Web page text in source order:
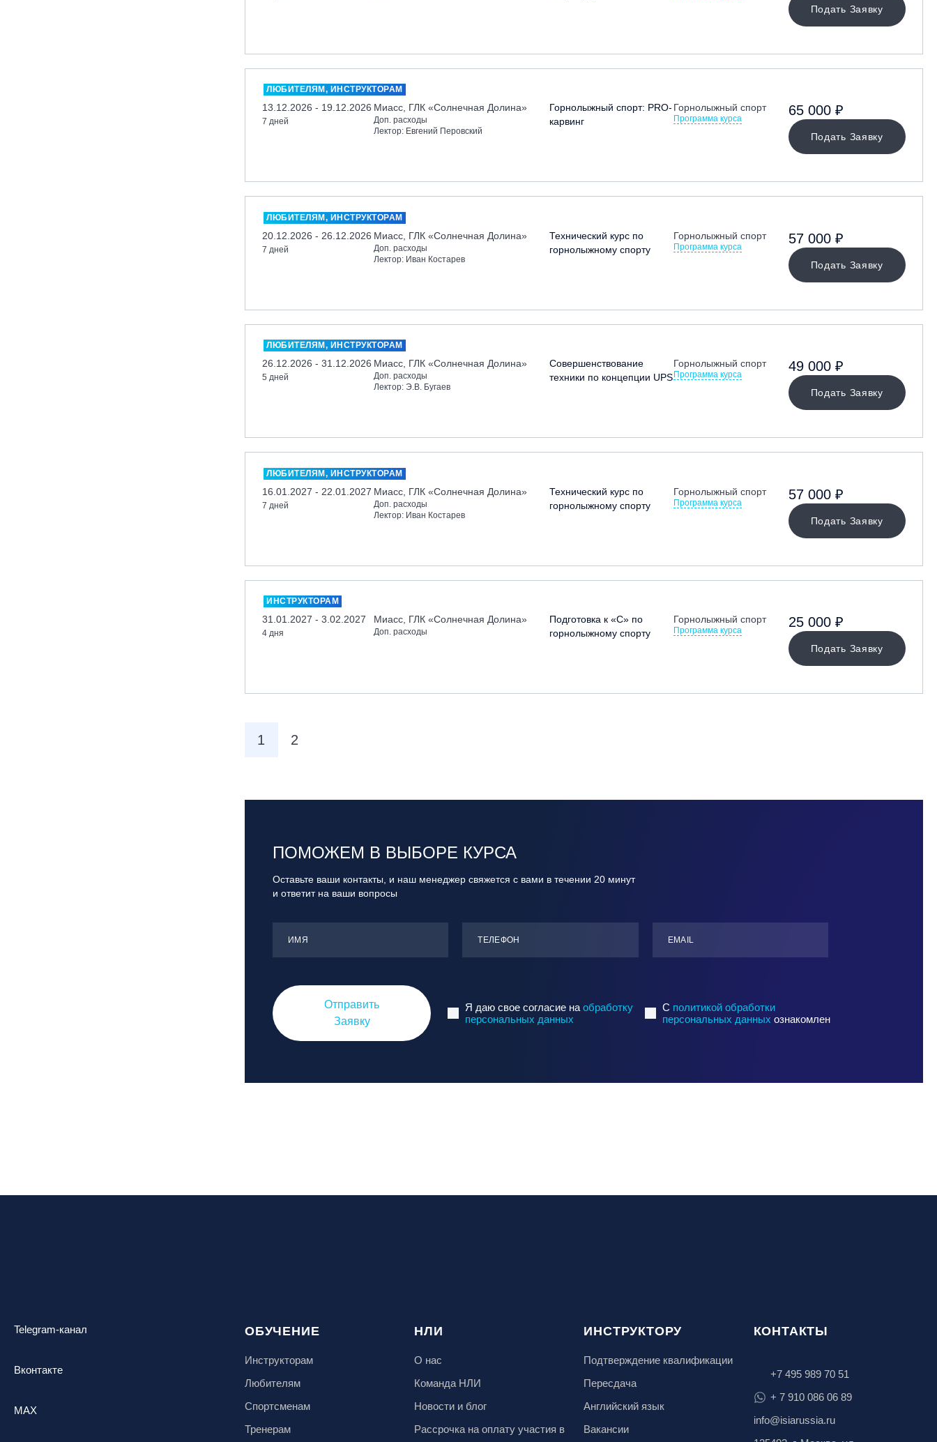
Подать Заявку
ЛЮБИТЕЛЯМ, ИНСТРУКТОРАМ
13.12.2026 - 19.12.2026
7 дней
Миасс, ГЛК «Солнечная Долина»
Доп. расходы
Лектор: Евгений Перовский
Горнолыжный спорт: PRO-
карвинг
Горнолыжный спорт
Программа курса
Подать Заявку
65 000 ₽
ЛЮБИТЕЛЯМ, ИНСТРУКТОРАМ
20.12.2026 - 26.12.2026
7 дней
Миасс, ГЛК «Солнечная Долина»
Доп. расходы
Лектор: Иван Костарев
Технический курс по
горнолыжному спорту
Горнолыжный спорт
Программа курса
Подать Заявку
57 000 ₽
ЛЮБИТЕЛЯМ, ИНСТРУКТОРАМ
26.12.2026 - 31.12.2026
5 дней
Миасс, ГЛК «Солнечная Долина»
Доп. расходы
Лектор: Э.В. Бугаев
Совершенствование
техники по концепции UPS
Горнолыжный спорт
Программа курса
Подать Заявку
49 000 ₽
ЛЮБИТЕЛЯМ, ИНСТРУКТОРАМ
16.01.2027 - 22.01.2027
7 дней
Миасс, ГЛК «Солнечная Долина»
Доп. расходы
Лектор: Иван Костарев
Технический курс по
горнолыжному спорту
Горнолыжный спорт
Программа курса
Подать Заявку
57 000 ₽
ИНСТРУКТОРАМ
31.01.2027 - 3.02.2027
4 дня
Миасс, ГЛК «Солнечная Долина»
Доп. расходы
Подготовка к «С» по
горнолыжному спорту
Горнолыжный спорт
Программа курса
Подать Заявку
25 000 ₽
1 2
ПОМОЖЕМ В ВЫБОРЕ КУРСА
Оставьте ваши контакты, и наш менеджер свяжется с вами в течении 20 минут
и ответит на ваши вопросы
ИМЯ ТЕЛЕФОН ЕMАIL
Отправить
Заявку
Я даю свое согласие наобработку
персональных данных
C политикой обработки
персональных данных ознакомлен
Telegram-канал
Вконтакте
MAX
ОБУЧЕНИЕ
Инструкторам
Любителям
Спортсменам
Тренерам
НЛИ
О нас
Команда НЛИ
Новости и блог
Рассрочка на оплату участия в
ИНСТРУКТОРУ
Подтверждение квалификации
Пересдача
Английский язык
Вакансии
КОНТАКТЫ
+7 495 989 70 51
+ 7 910 086 06 89
info@isiarussia.ru